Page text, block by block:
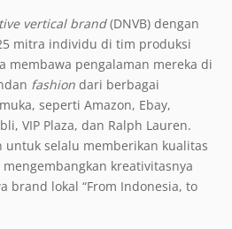
vertical brand(DNVB) dengan
mitra individu di tim produksi
membawa pengalaman mereka di
fashion dari berbagai
seperti Amazon, Ebay,
VIP Plaza, dan Ralph Lauren.
untuk selalu memberikan kualitas
kreativitasnya
brand lokal “From Indonesia, to